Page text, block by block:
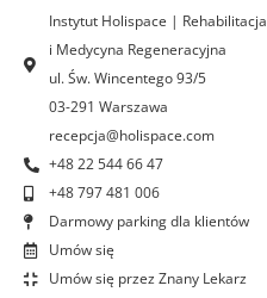
k
-
f
a
Instytut Holispace | Rehabilitacja
i Medycyna Regeneracyjna
ul. Św. Wincentego 93/5
03-291 Warszawa
recepcja@holispace.com
+48 22 544 66 47
+48 797 481 006
Darmowy parking dla klientów
Umów się
Umów się przez Znany Lekarz